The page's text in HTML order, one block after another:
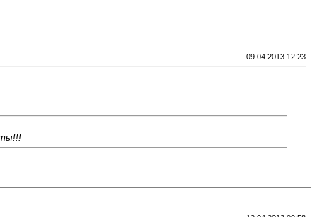
09.04.2013 12:23